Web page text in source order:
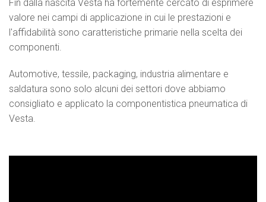
Fin dalla nascita Vesta ha fortemente cercato di esprimere
valore nei campi di applicazione in cui le prestazioni e
l'affidabilità sono caratteristiche primarie nella scelta dei
componenti.
Automotive, tessile, packaging, industria alimentare e
saldatura sono solo alcuni dei settori dove abbiamo
consigliato e applicato la componentistica pneumatica di
Vesta.